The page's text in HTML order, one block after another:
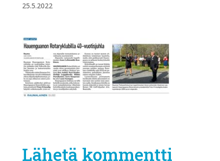
25.5.2022
Lähetä kommentti